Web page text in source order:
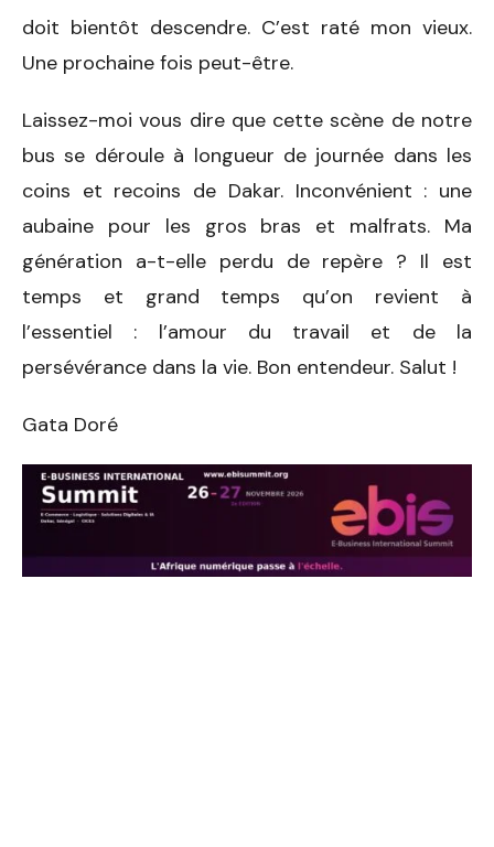
doit bientôt descendre. C’est raté mon vieux.
Une prochaine fois peut-être.
Laissez-moi vous dire que cette scène de notre
bus se déroule à longueur de journée dans les
coins et recoins de Dakar. Inconvénient : une
aubaine pour les gros bras et malfrats. Ma
génération a-t-elle perdu de repère ? Il est
temps et grand temps qu’on revient à
l’essentiel : l’amour du travail et de la
persévérance dans la vie. Bon entendeur. Salut !
Gata Doré